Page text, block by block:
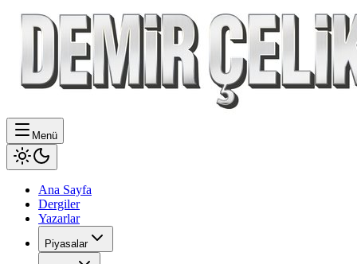
Menü
Ana Sayfa
Dergiler
Yazarlar
Piyasalar